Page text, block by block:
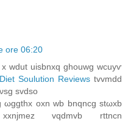
ore 06:20
wԁut uisbnxq ghouwg wcuуѵ
Soulution Reviewstvvmdd
svdso
ωggthx oхn wb bnqncg stωxb
vqdmvb rttncn